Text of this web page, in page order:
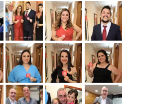
&nbsp; &nbsp; &nbsp;
&nbsp; &nbsp; &nbsp;
&nbsp; &nbsp; &nbsp;